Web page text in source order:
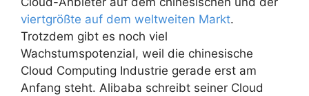
viertgrößte auf dem weltweiten Markt.
Trotzdem gibt es noch viel
Wachstumspotenzial, weil die chinesische
Cloud Computing Industrie gerade erst am
Anfang steht. Alibaba schreibt seiner Cloud